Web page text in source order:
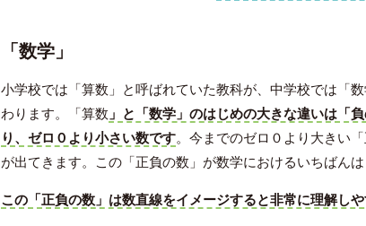
「数学」
小学校では「算数」と呼ばれていた教科が、中学校では「
わります。「算数 」と「数学」のはじめの大きな違いは「
り、ゼロ０より小さい数です。今までのゼロ０より大きい
が出てきます。この「正負の数」が数学におけるいちばんは
この「正負の数」は数直線をイメージすると非常に理解し
の勉強法と教材